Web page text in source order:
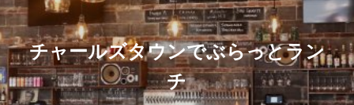
チャールズタウンでぶらっとラン
チ